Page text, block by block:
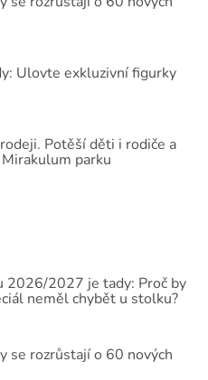
Ulovte exkluzivní figurky
Potěší děti i rodiče a
parku
2026/2027 je tady: Proč by
neměl chybět u stolku?
se rozrůstají o 60 nových